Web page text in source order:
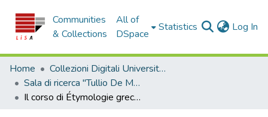
Communities
& Collections
All of
DSpace
Statistics Log In
Home
Collezioni Digitali Università della Calabria
Sala di ricerca "Tullio De Mauro"
Il corso di Étymologie grecque et latine (1911-1912) di Ferdinand de Saussure negli appunti di Louis Brütsch